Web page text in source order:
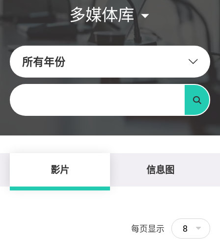
多媒体库
所有年份
关键字
搜寻
影片 信息图
每页显示 8